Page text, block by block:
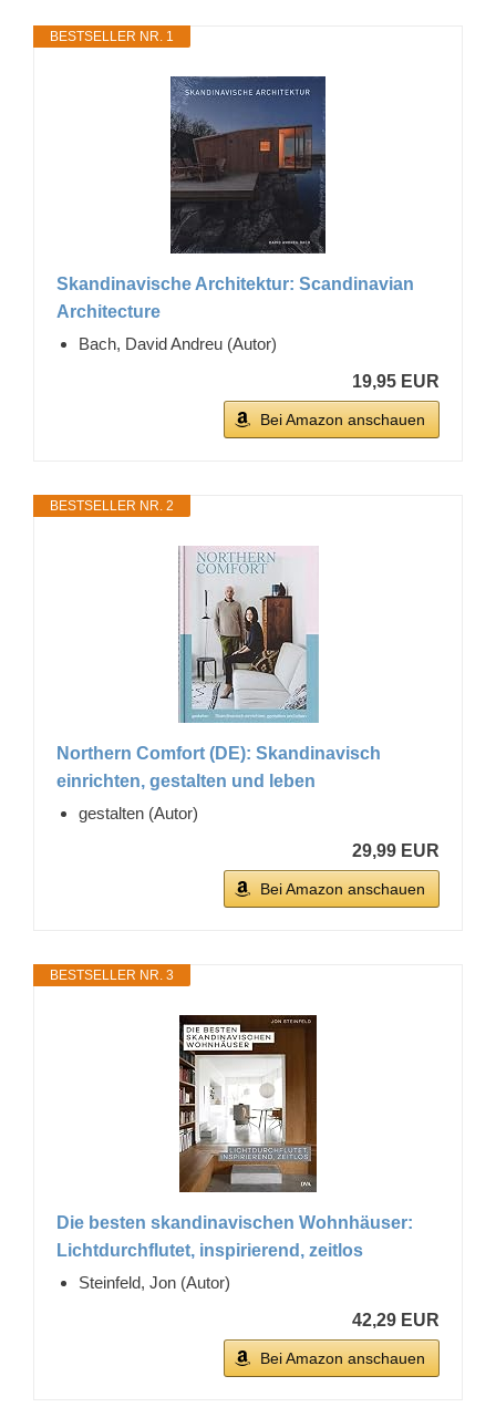
BESTSELLER NR. 1
Skandinavische Architektur: Scandinavian
Architecture
Bach, David Andreu (Autor)
19,95 EUR
Bei Amazon anschauen
BESTSELLER NR. 2
Northern Comfort (DE): Skandinavisch
einrichten, gestalten und leben
gestalten (Autor)
29,99 EUR
Bei Amazon anschauen
BESTSELLER NR. 3
Die besten skandinavischen Wohnhäuser:
Lichtdurchflutet, inspirierend, zeitlos
Steinfeld, Jon (Autor)
42,29 EUR
Bei Amazon anschauen